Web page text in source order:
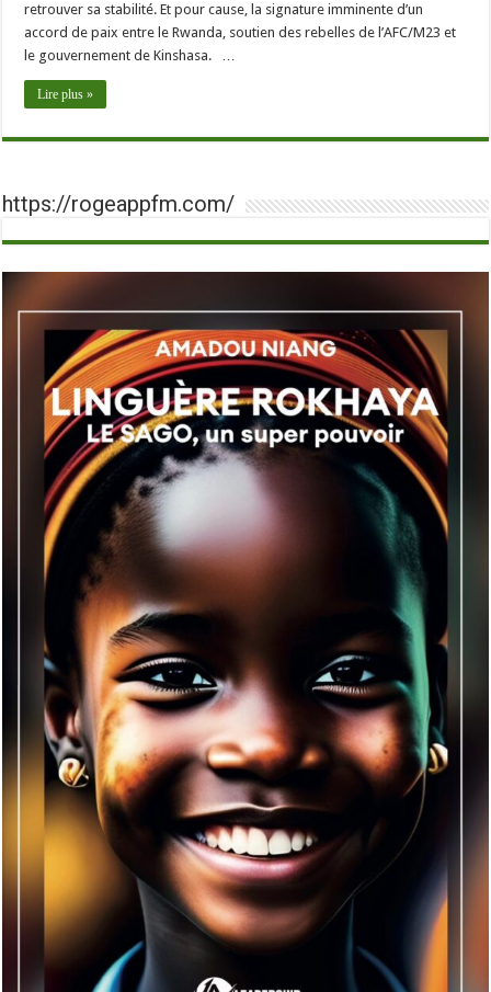
retrouver sa stabilité. Et pour cause, la signature imminente d’un
accord de paix entre le Rwanda, soutien des rebelles de l’AFC/M23 et
le gouvernement de Kinshasa. …
Lire plus »
https://rogeappfm.com/